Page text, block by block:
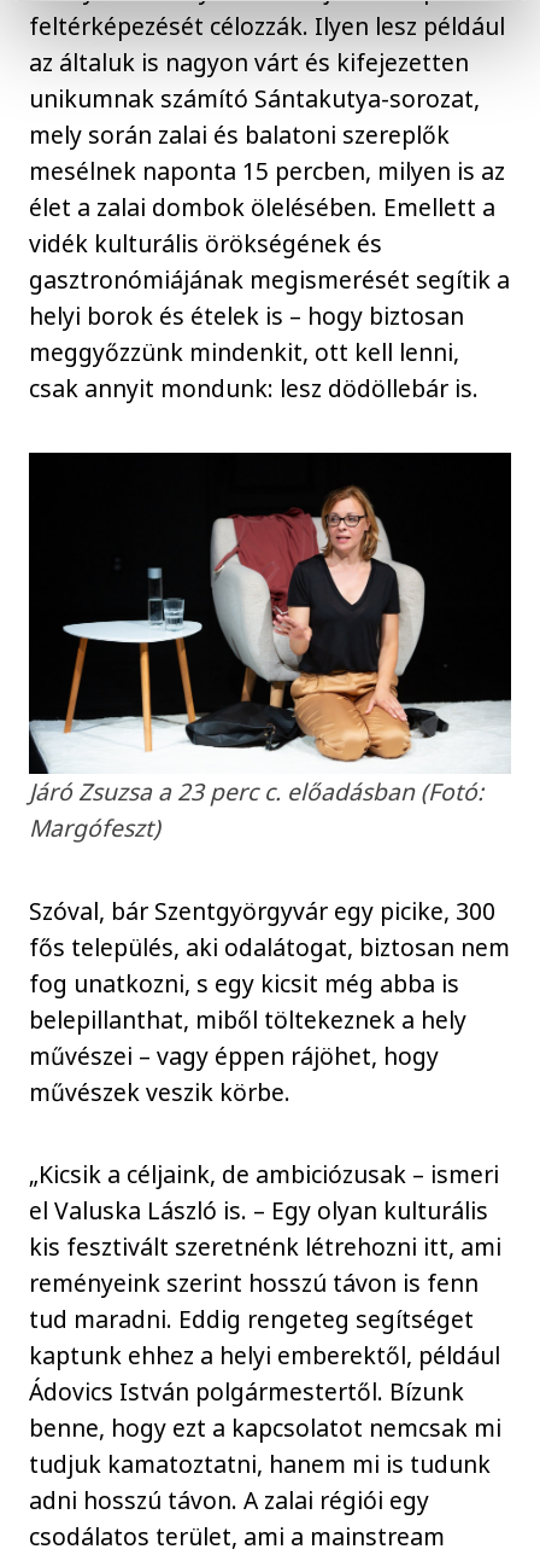
feltérképezését célozzák. Ilyen lesz például
az általuk is nagyon várt és kifejezetten
unikumnak számító Sántakutya-sorozat,
mely során zalai és balatoni szereplők
mesélnek naponta 15 percben, milyen is az
élet a zalai dombok ölelésében. Emellett a
vidék kulturális örökségének és
gasztronómiájának megismerését segítik a
helyi borok és ételek is – hogy biztosan
meggyőzzünk mindenkit, ott kell lenni,
csak annyit mondunk: lesz dödöllebár is.
Járó Zsuzsa a 23 perc c. előadásban (Fotó:
Margófeszt)
Szóval, bár Szentgyörgyvár egy picike, 300
fős település, aki odalátogat, biztosan nem
fog unatkozni, s egy kicsit még abba is
belepillanthat, miből töltekeznek a hely
művészei – vagy éppen rájöhet, hogy
művészek veszik körbe.
„Kicsik a céljaink, de ambiciózusak – ismeri
el Valuska László is. – Egy olyan kulturális
kis fesztivált szeretnénk létrehozni itt, ami
reményeink szerint hosszú távon is fenn
tud maradni. Eddig rengeteg segítséget
kaptunk ehhez a helyi emberektől, például
Ádovics István polgármestertől. Bízunk
benne, hogy ezt a kapcsolatot nemcsak mi
tudjuk kamatoztatni, hanem mi is tudunk
adni hosszú távon. A zalai régiói egy
csodálatos terület, ami a mainstream